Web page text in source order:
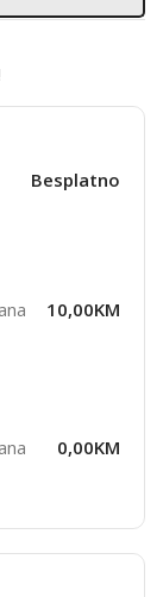
Besplatno
10,00KM
0,00KM